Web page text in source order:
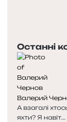
Останні
Валерий
А взагалі
яхти? Я навіт...